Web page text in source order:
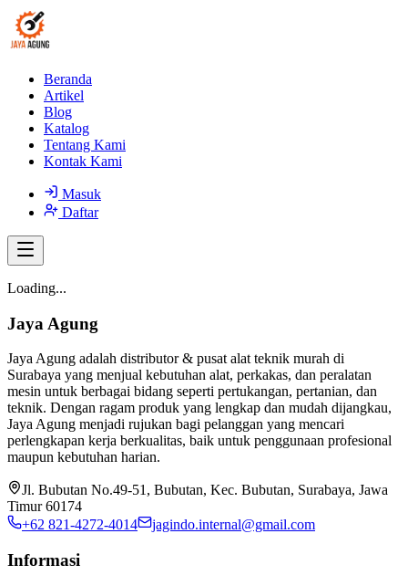
Beranda
Artikel
Blog
Katalog
Tentang Kami
Kontak Kami
Masuk
Daftar
Loading...
Jaya Agung
Jaya Agung adalah distributor & pusat alat teknik murah di
Surabaya yang menjual kebutuhan alat, perkakas, dan peralatan
mesin untuk berbagai bidang seperti pertukangan, pertanian, dan
teknik. Dengan ragam produk yang lengkap dan mudah dijangkau,
Jaya Agung menjadi rujukan bagi pelanggan yang mencari
perlengkapan kerja berkualitas, baik untuk penggunaan profesional
maupun kebutuhan harian.
Jl. Bubutan No.49-51, Bubutan, Kec. Bubutan, Surabaya, Jawa
Timur 60174
+62 821-4272-4014
jagindo.internal@gmail.com
Informasi